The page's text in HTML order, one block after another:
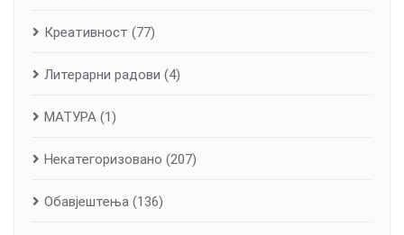
Креативност (77)
Литерарни радови (4)
МАТУРА (1)
Некатегоризовано (207)
Обавјештења (136)